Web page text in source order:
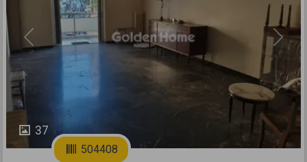
37
Previous Next
504408